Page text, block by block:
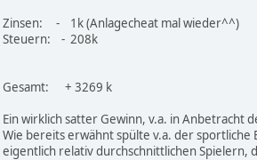
Zinsen: - 1k (Anlagecheat mal wieder^^)
Steuern: - 208k
Gesamt: + 3269 k
Ein wirklich satter Gewinn, v.a. in Anbetracht
Wie bereits erwähnt spülte v.a. der sportliche
eigentlich relativ durchschnittlichen Spielern,